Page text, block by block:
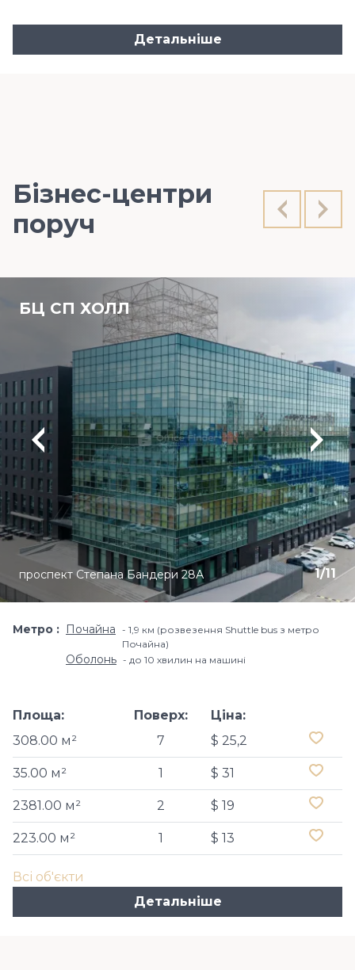
Детальніше
Бізнес-центри
поруч
БЦ СП ХОЛЛ
1/11
проспект Степана Бандери 28А
Метро Почайна
1,9 км (розвезення Shuttle bus з метро
Почайна)
Оболонь до 10 хвилин на машині
Площа:
308.00 м²
Поверх:
7
Ціна:
$ 25,2
35.00 м² 1 $ 31
2381.00 м² 2 $ 19
223.00 м² 1 $ 13
Всі об'єкти
Детальніше